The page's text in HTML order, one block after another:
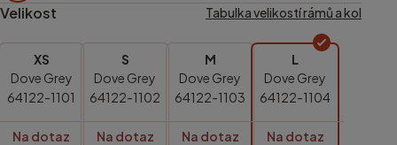
Velikost Tabulka velikostí rámů a kol
XS
Dove Grey
64122-1101
Na dotaz
S
Dove Grey
64122-1102
Na dotaz
M
Dove Grey
64122-1103
Na dotaz
L
Dove Grey
64122-1104
Na dotaz